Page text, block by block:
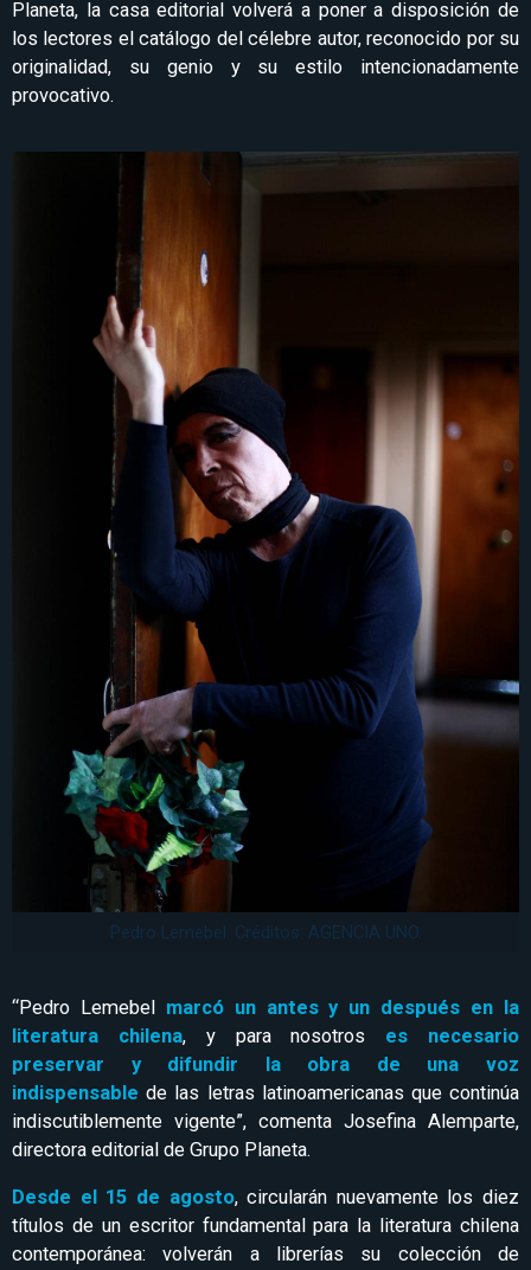
Planeta, la casa editorial volverá a poner a disposición de
los lectores el catálogo del célebre autor, reconocido por su
originalidad, su genio y su estilo intencionadamente
provocativo.
Pedro Lemebel. Créditos: AGENCIA UNO.
“Pedro Lemebel marcó un antes y un después en la
literatura chilena, y para nosotros es necesario
preservar y difundir la obra de una voz
indispensable de las letras latinoamericanas que continúa
indiscutiblemente vigente”, comenta Josefina Alemparte,
directora editorial de Grupo Planeta.
Desde el 15 de agosto, circularán nuevamente los diez
títulos de un escritor fundamental para la literatura chilena
contemporánea: volverán a librerías su colección de